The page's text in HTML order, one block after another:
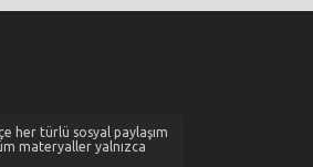
her türlü sosyal paylaşım
materyaller yalnızca